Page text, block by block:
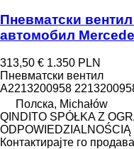
Пневматски
aвтомобил
313,50 € 1.350 PLN
Пневматски вентил
A2213200958
Полска, Michałów
QINDITO SPÓŁKA Z
ODPOWIEDZIALNOŚCIĄ
Контактирајте го